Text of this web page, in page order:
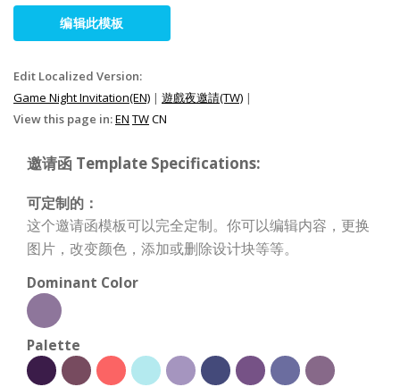
编辑此模板
Edit Localized Version:
Game Night Invitation(EN) | 遊戲夜邀請(TW) |
View this page in:EN TWCN
邀请函 Template Specifications:
可定制的：
这个邀请函模板可以完全定制。你可以编辑内容，更换
图片，改变颜色，添加或删除设计块等等。
Dominant Color
Palette